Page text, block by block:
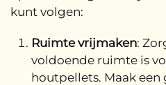
kunt volgen:
Ruimte vrijmaken:
voldoende ruimte is
houtpellets. Maak